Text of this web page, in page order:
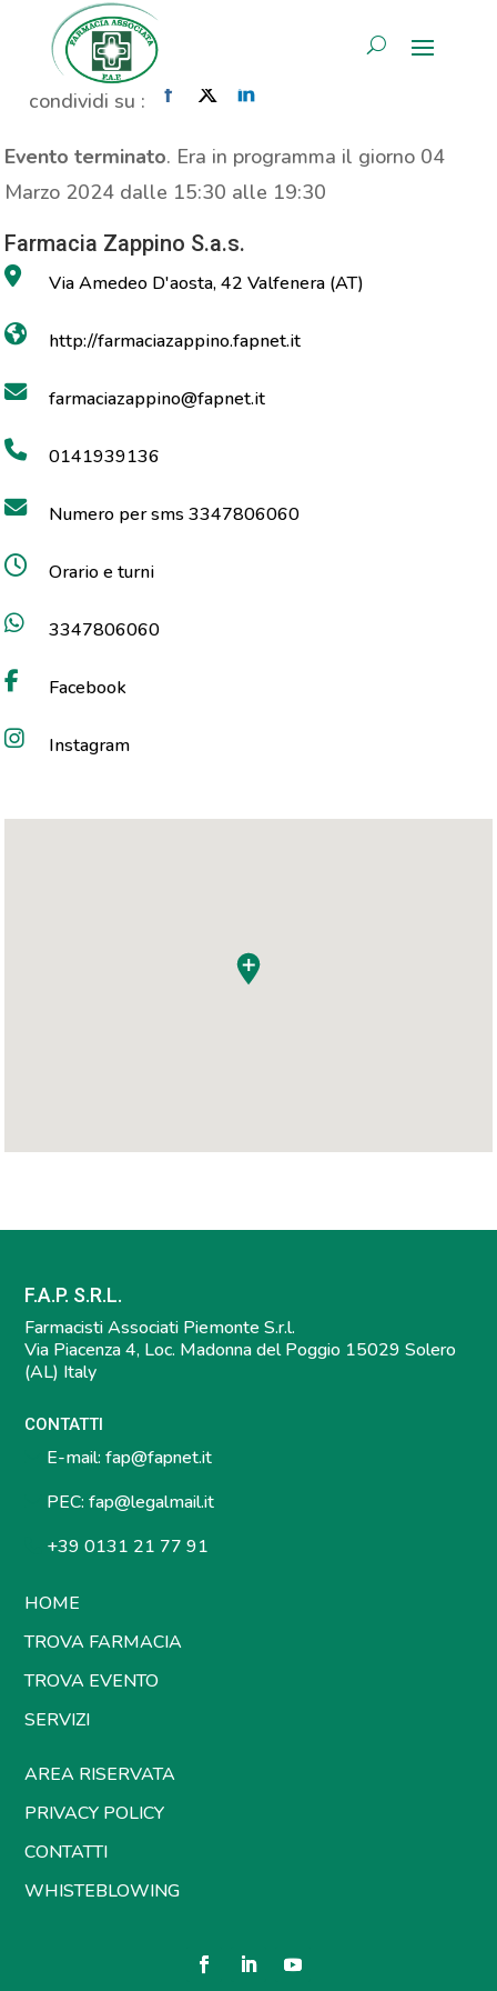
AREA RISERVATA
Propaganda Prolife
Home» Evento» Propaganda Prolife
condividi su :
Evento terminato. Era in programma il giorno 04
Marzo 2024 dalle 15:30 alle 19:30
Farmacia Zappino S.a.s.
Via Amedeo D'aosta, 42 Valfenera (AT)
http://farmaciazappino.fapnet.it
farmaciazappino@fapnet.it
0141939136
Numero per sms 3347806060
Orario e turni
3347806060
Facebook
Instagram
F.A.P. S.R.L.
Farmacisti Associati Piemonte S.r.l.
Via Piacenza 4, Loc. Madonna del Poggio 15029 Solero
(AL) Italy
CONTATTI
E-mail: fap@fapnet.it
PEC: fap@legalmail.it
+39 0131 21 77 91
HOME
TROVA FARMACIA
TROVA EVENTO
SERVIZI
AREA RISERVATA
PRIVACY POLICY
CONTATTI
WHISTEBLOWING